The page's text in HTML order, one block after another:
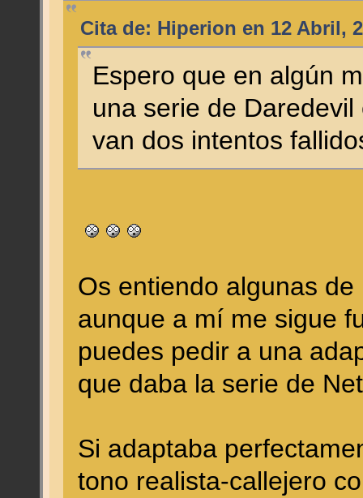
Cita de: Hiperion en 12 Abril,
Espero que en algún
una serie de
van dos intentos
Os entiendo algunas
aunque a mí me sigue
puedes pedir a una
que daba la serie de
Si adaptaba
tono realista-callejero